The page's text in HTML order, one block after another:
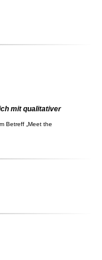
mit qualitativer
Betreff „Meet the